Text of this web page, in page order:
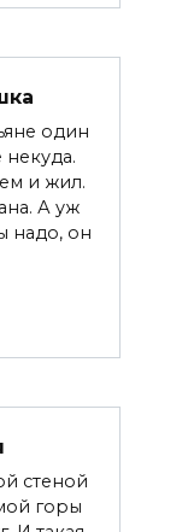
один
и жил.
А уж
надо, он
стеной
горы